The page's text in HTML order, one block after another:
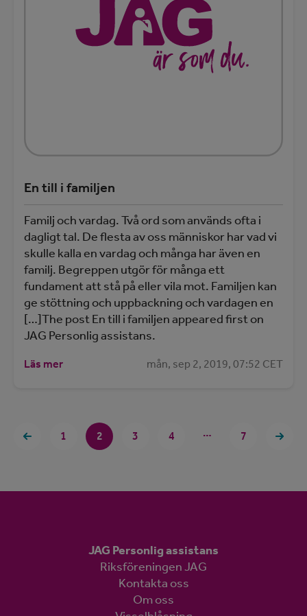
En till i familjen
Familj och vardag. Två ord som används ofta i
dagligt tal. De flesta av oss människor har vad vi
skulle kalla en vardag och många har även en
familj. Begreppen utgör för många ett
fundament att stå på eller vila mot. Familjen kan
ge stöttning och uppbackning och vardagen en
[…]The post En till i familjen appeared first on
JAG Personlig assistans.
Läs mer mån, sep 2, 2019, 07:52 CET
1 2 3 4 … 7
JAG Personlig assistans
Riksföreningen JAG
Kontakta oss
Om oss